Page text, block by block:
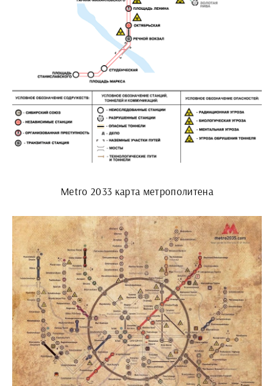
Metro 2033 карта метрополитена